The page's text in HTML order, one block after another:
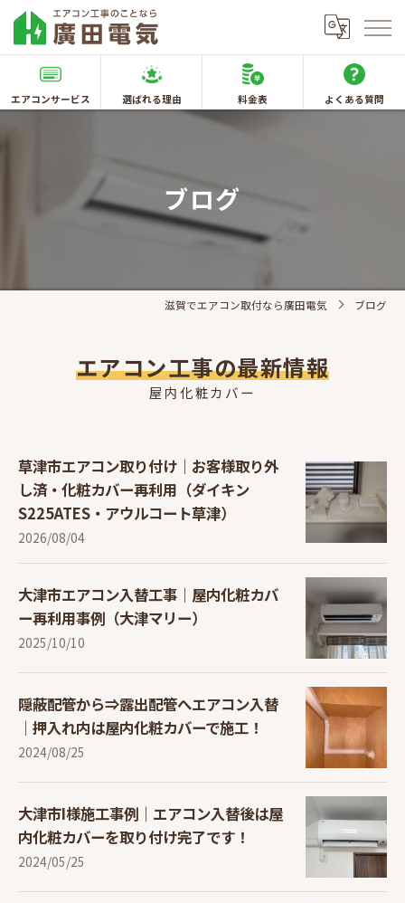
エアコンサービス 選ばれる理由 料金表 よくある質問
ブログ
滋賀でエアコン取付なら廣田電気 ブログ
エアコン工事の最新情報
屋内化粧カバー
草津市エアコン取り付け｜お客様取り外
し済・化粧カバー再利用（ダイキン
S225ATES・アウルコート草津）
2026/08/04
大津市エアコン入替工事｜屋内化粧カバ
ー再利用事例（大津マリー）
2025/10/10
隠蔽配管から⇒露出配管へエアコン入替
｜押入れ内は屋内化粧カバーで施工！
2024/08/25
大津市I様施工事例｜エアコン入替後は屋
内化粧カバーを取り付け完了です！
2024/05/25